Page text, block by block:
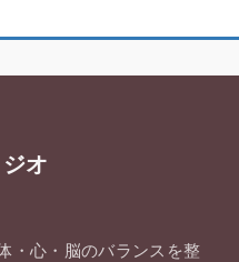
オ
・心・脳のバランスを整